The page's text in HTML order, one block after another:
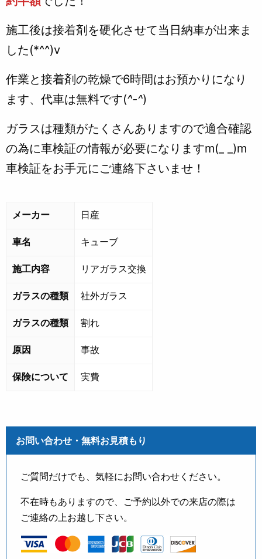
施工後は接着剤を硬化させて当日納車が出来ま
した(*^^)v
作業と接着剤の乾燥で6時間はお預かりになり
ます、代車は無料です(^-^)
ガラスは種類がたくさんありますので適合確認
の為に車検証の情報が必要になりますm(_ _)m
車検証をお手元にご連絡下さいませ！
メーカー 日産
車名 キューブ
施工内容 リアガラス交換
ガラスの種類 社外ガラス
ガラスの種類 割れ
原因 事故
保険について 実費
お問い合わせ・無料お見積もり
ご質問だけでも、気軽にお問い合わせください。
不在時もありますので、ご予約以外での来店の際は
ご連絡の上お越し下さい。